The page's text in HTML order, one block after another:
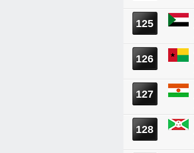
125
126
127
128